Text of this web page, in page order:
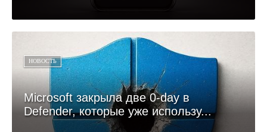
НОВОСТЬ
Microsoft закрыла две 0-day в
Defender, которые уже использу...